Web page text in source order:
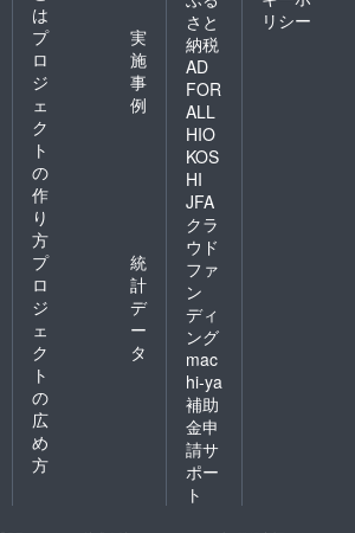
は
プ
ロ
ジ
ェ
ク
ト
の
作
り
方
実
施
事
例
プ
ロ
ジ
ェ
ク
ト
の
広
め
方
統
計
デ
ー
タ
さと
納税
AD
FOR
ALL
HIO
KOS
HI
JFA
クラ
ウド
ファ
ン
ディ
ング
mac
hi-ya
補助
金申
請サ
ポー
ト
リシー